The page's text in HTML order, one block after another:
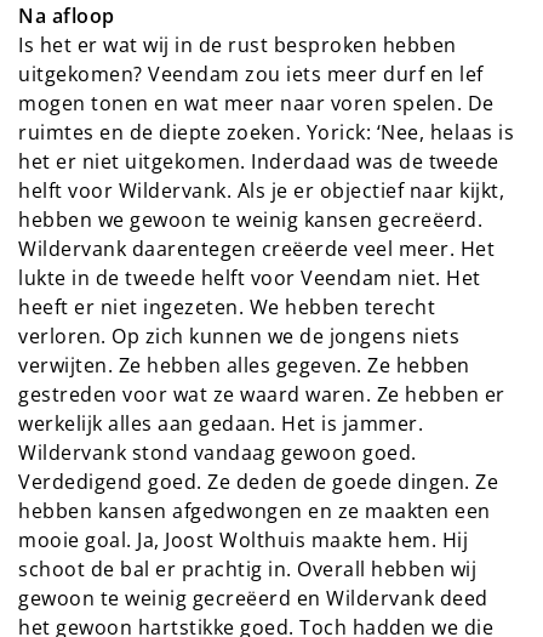
Na afloop
Is het er wat wij in de rust besproken hebben
uitgekomen? Veendam zou iets meer durf en lef
mogen tonen en wat meer naar voren spelen. De
ruimtes en de diepte zoeken. Yorick: ‘Nee, helaas is
het er niet uitgekomen. Inderdaad was de tweede
helft voor Wildervank. Als je er objectief naar kijkt,
hebben we gewoon te weinig kansen gecreëerd.
Wildervank daarentegen creëerde veel meer. Het
lukte in de tweede helft voor Veendam niet. Het
heeft er niet ingezeten. We hebben terecht
verloren. Op zich kunnen we de jongens niets
verwijten. Ze hebben alles gegeven. Ze hebben
gestreden voor wat ze waard waren. Ze hebben er
werkelijk alles aan gedaan. Het is jammer.
Wildervank stond vandaag gewoon goed.
Verdedigend goed. Ze deden de goede dingen. Ze
hebben kansen afgedwongen en ze maakten een
mooie goal. Ja, Joost Wolthuis maakte hem. Hij
schoot de bal er prachtig in. Overall hebben wij
gewoon te weinig gecreëerd en Wildervank deed
het gewoon hartstikke goed. Toch hadden we die